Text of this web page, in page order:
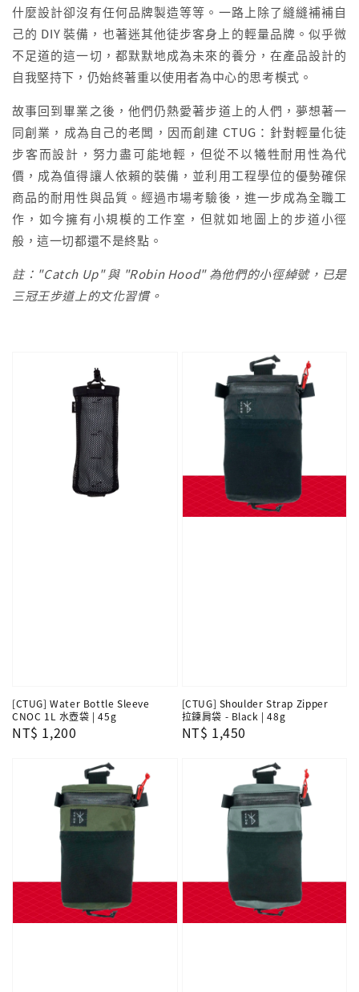
什麼設計卻沒有任何品牌製造等等。一路上除了縫縫補補自
己的 DIY 裝備，也著迷其他徒步客身上的輕量品牌。似乎微
不足道的這一切，都默默地成為未來的養分，在產品設計的
自我堅持下，仍始終著重以使用者為中心的思考模式。
故事回到畢業之後，他們仍熱愛著步道上的人們，夢想著一
同創業，成為自己的老闆，因而創建 CTUG：針對輕量化徒
步客而設計，努力盡可能地輕，但從不以犧牲耐用性為代
價，成為值得讓人依賴的裝備，並利用工程學位的優勢確保
商品的耐用性與品質。經過市場考驗後，進一步成為全職工
作，如今擁有小規模的工作室，但就如地圖上的步道小徑
般，這一切都還不是終點。
註："Catch Up" 與 "Robin Hood" 為他們的小徑綽號，已是
三冠王步道上的文化習慣。
[CTUG] Water Bottle Sleeve
CNOC 1L 水壺袋 | 45g
Regular
NT$ 1,200
[CTUG] Shoulder Strap Zipper
拉鍊肩袋 - Black | 48g
Regular
NT$ 1,450